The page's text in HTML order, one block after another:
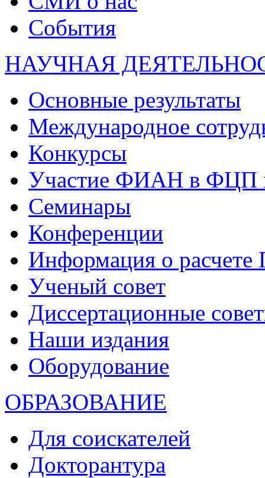
События
НАУЧНАЯ
Основные результаты
Международное
Конкурсы
Участие ФИАН в ФЦП
Семинары
Конференции
Информация о
Ученый совет
Диссертационные
Наши издания
Оборудование
ОБРАЗОВАНИЕ
Для соискателей
Докторантура